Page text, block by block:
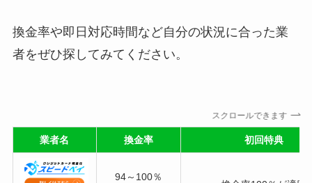
換金率や即日対応時間など自分の状況に合った業
者をぜひ探してみてください。
スクロールできます
業者名 換金率 初回特典
94～100％